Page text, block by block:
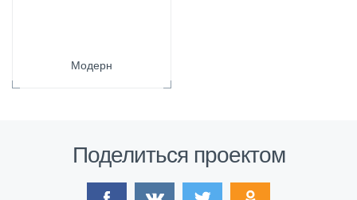
Модерн
Поделиться проектом